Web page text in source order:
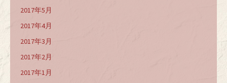
2017年5月
2017年4月
2017年3月
2017年2月
2017年1月